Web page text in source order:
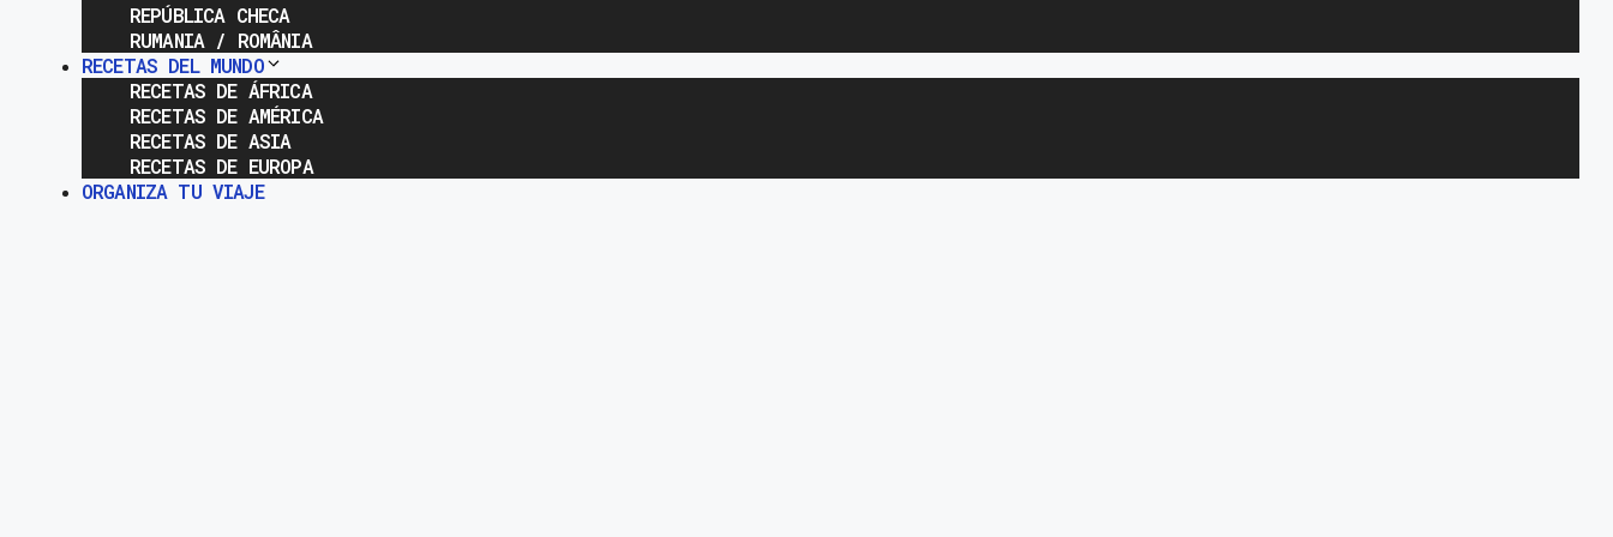
REPÚBLICA CHECA
RUMANIA / ROMÂNIA
RECETAS DEL MUNDO
RECETAS DE ÁFRICA
RECETAS DE AMÉRICA
RECETAS DE ASIA
RECETAS DE EUROPA
ORGANIZA TU VIAJE